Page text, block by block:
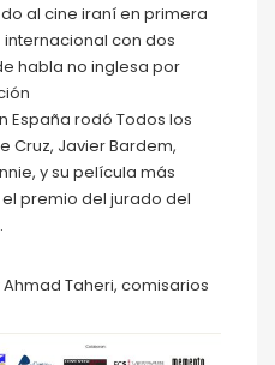
al cine iraní en primera
con dos
habla no inglesa por
España rodó Todos los
Cruz, Javier Bardem,
y su película más
premio del jurado del
Taheri, comisarios